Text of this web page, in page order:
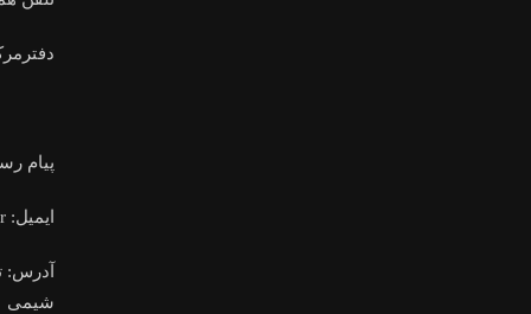
پیام
ایمیل: info@karizanshimi.ir
آدرس:
شیمی